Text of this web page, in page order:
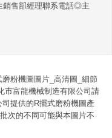
銷售部經理聯系電話◎主
磨粉機圖圖片_高清圖_細節
市富龍機械制造有限公司請
提供的R擺式磨粉機圖產
次的不同可能與本圖片不